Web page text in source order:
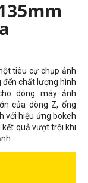
tiêu cự chụp ảnh
chất lượng hình
dòng máy ảnh
của dòng Z, ống
với hiệu ứng bokeh
quả vượt trội khi